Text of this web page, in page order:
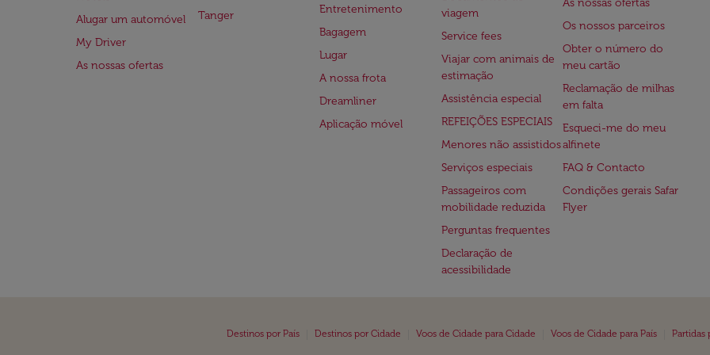
Alugar um automóvel
My Driver
As nossas ofertas
Tanger
Entretenimento
Bagagem
Lugar
A nossa frota
Dreamliner
Aplicação móvel
viagem
Service fees
Viajar com animais de
estimação
Assistência especial
REFEIÇÕES ESPECIAIS
Menores não assistidos
Serviços especiais
Passageiros com
mobilidade reduzida
Perguntas frequentes
Declaração de
acessibilidade
As nossas ofertas
Os nossos parceiros
Obter o número do
meu cartão
Reclamação de milhas
em falta
Esqueci-me do meu
alfinete
FAQ & Contacto
Condições gerais Safar
Flyer
Destinos por País Destinos por Cidade Voos de Cidade para Cidade Voos de Cidade para País Partidas